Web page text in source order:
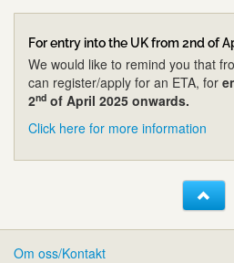
For entry into the UK from 2nd of
We would like to remind you that
can register/apply for an ETA, for
2nd of April 2025 onwards.
Click here for more information
Om oss/Kontakt